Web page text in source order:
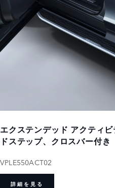
エクステンデッド アクティ
ドステップ、クロスバー付き
VPLE550ACT02
詳細を見る